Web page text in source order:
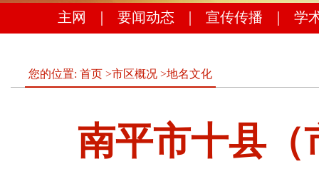
主网 要闻动态 宣传传播 学
您的位置: 首页 >市区概况 >地名文化
南平市十县